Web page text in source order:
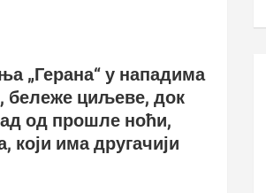
„Герана“ у нападима
бележе циљеве, док
од прошле ноћи,
који има другачији